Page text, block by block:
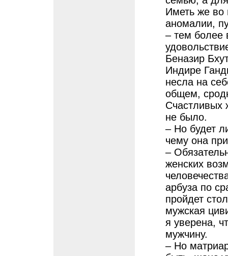
Иметь же во
аномалии,
– тем более
Беназир
Индире
несла на
общем,
Счастливых
не было.
– Но будет
чему она
–
женских
арбуза по
пройдет
мужская
я уверена,
мужчину.
– Но